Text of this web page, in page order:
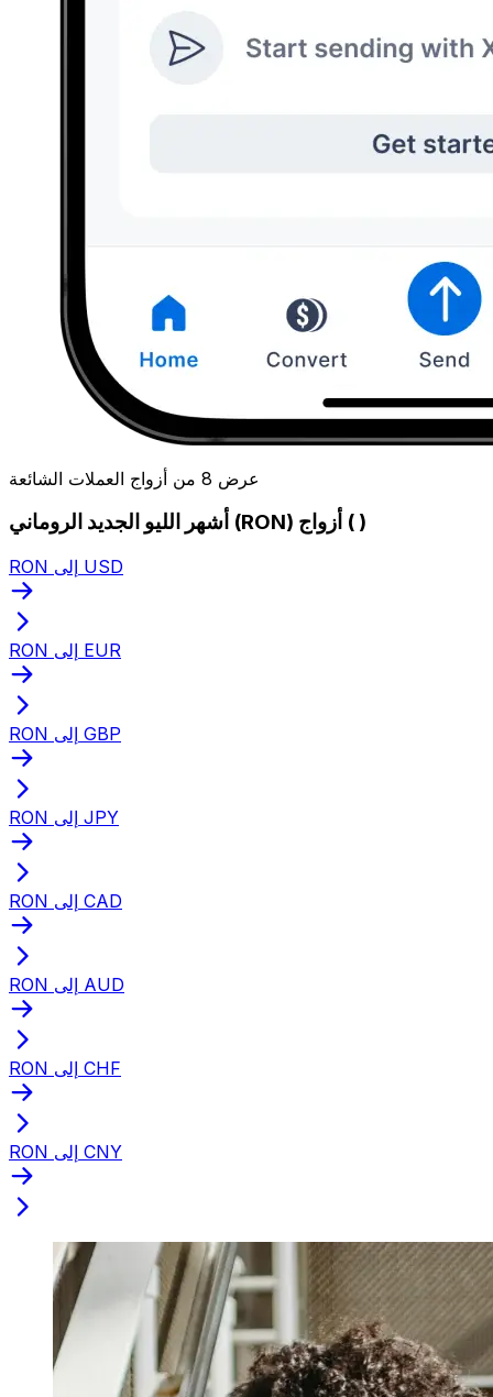
عرض 8 من أزواج العملات الشائعة
أشهر الليو الجديد الروماني (RON) أزواج ( )
RON إلى USD
RON إلى EUR
RON إلى GBP
RON إلى JPY
RON إلى CAD
RON إلى AUD
RON إلى CHF
RON إلى CNY